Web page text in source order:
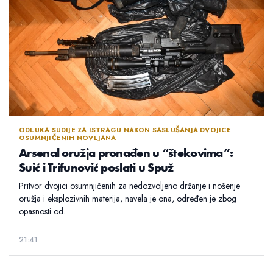
ODLUKA SUDIJE ZA ISTRAGU NAKON SASLUŠANJA DVOJICE
OSUMNJIČENIH NOVLJANA
Arsenal oružja pronađen u “štekovima”:
Suić i Trifunović poslati u Spuž
Pritvor dvojici osumnjičenih za nedozvoljeno držanje i nošenje
oružja i eksplozivnih materija, navela je ona, određen je zbog
opasnosti od...
21:41